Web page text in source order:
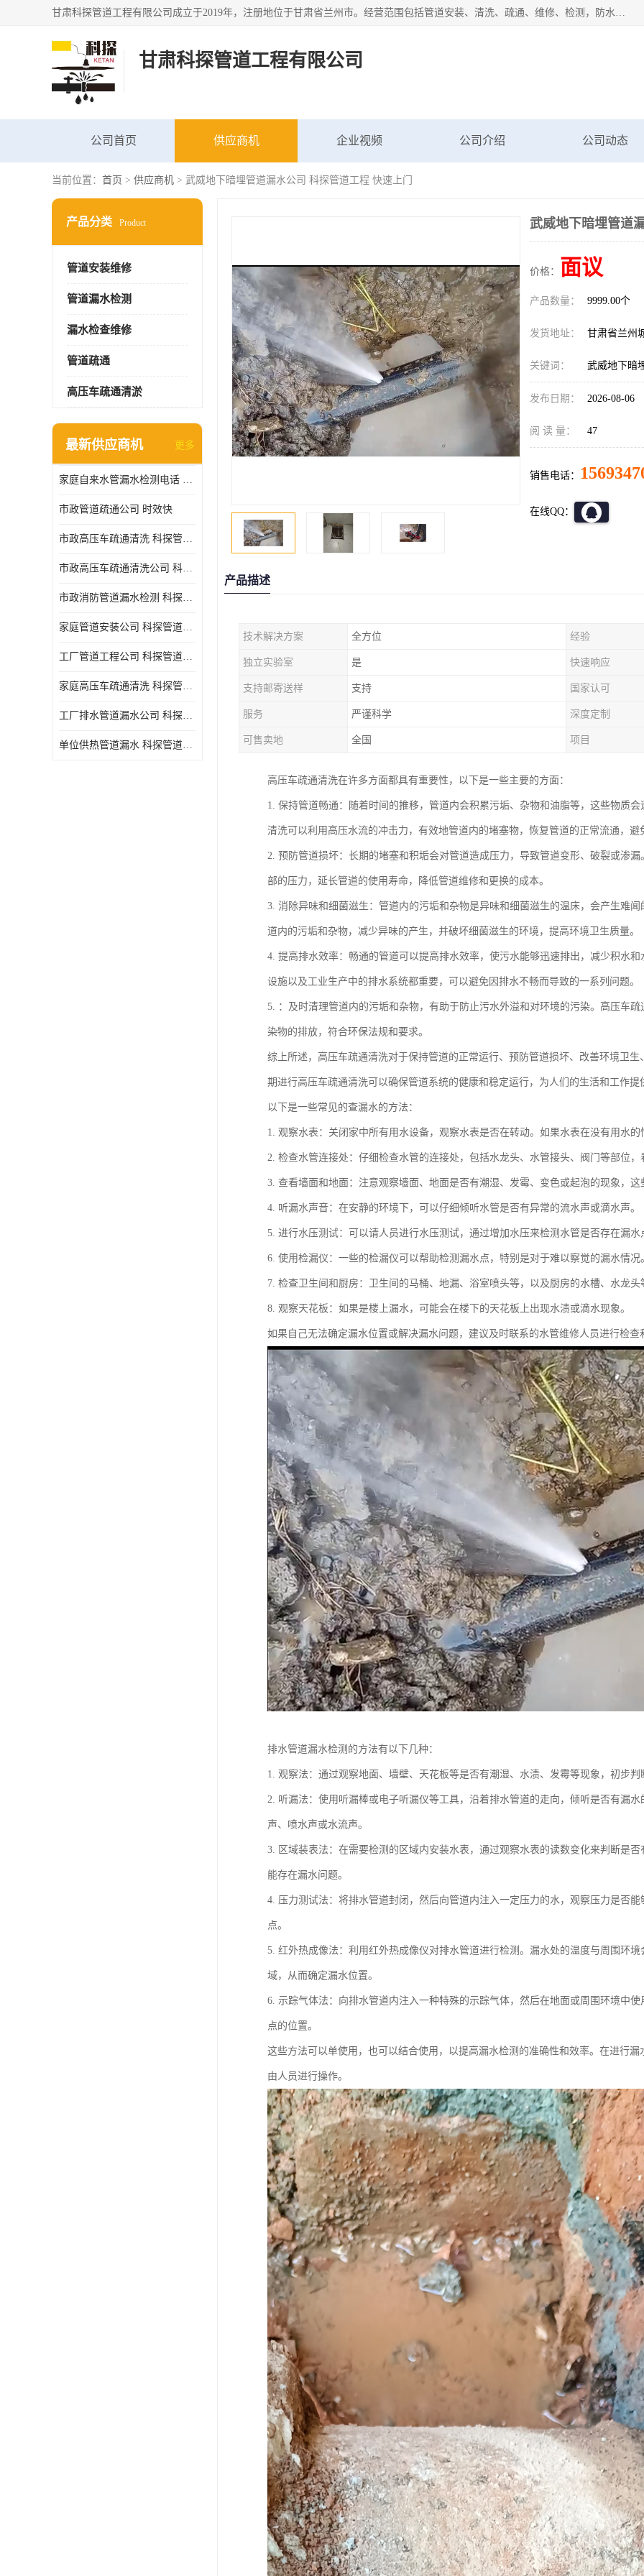
甘肃科探管道工程有限公司成立于2019年，注册地位于甘肃省兰州市。经营范围包括管道安装、清洗、疏通、维修、检测，防水工程，工程钻孔，化粪池清理，暖气安装，给排水管道安装维修，室内外管道如消防、供水、供热管道漏水检测定位，室内外防水堵漏等。
甘肃科探管道工程有限公司
公司首页 供应商机 企业视频 公司介绍 公司动态
当前位置： 首页 > 供应商机 > 武威地下暗埋管道漏水公司 科探管道工程 快速上门
产品分类 Product
管道安装维修
管道漏水检测
漏水检查维修
管道疏通
高压车疏通清淤
最新供应商机 更多
家庭自来水管漏水检测电话 服务周到
市政管道疏通公司 时效快
市政高压车疏通清洗 科探管道工程 设备齐
市政高压车疏通清洗公司 科探管道工程 经验丰富
市政消防管道漏水检测 科探管道工程 快速上门
家庭管道安装公司 科探管道工程 团队服务
工厂管道工程公司 科探管道工程 时效快
家庭高压车疏通清洗 科探管道工程 服务周到
工厂排水管道漏水公司 科探管道工程 快速上门
单位供热管道漏水 科探管道工程 设备齐
武威地下暗埋管道
价格： 面议
产品数量： 9999.00个
发货地址： 甘肃省兰州
关键词： 武威地下暗
发布日期： 2026-08-06
阅 读 量： 47
销售电话：
在线QQ：
产品描述
技术解决方案 全方位 经验
独立实验室 是 快速响应
支持邮寄送样 支持 国家认可
服务 严谨科学 深度定制
可售卖地 全国 项目
高压车疏通清洗在许多方面都具有重要性，以下是一些主要的方面：
1. 保持管道畅通：随着时间的推移，管道内会积累污垢、杂物和油脂等，这些物质
清洗可以利用高压水流的冲击力，有效地管道内的堵塞物，恢复管道的正常流通，
2. 预防管道损坏：长期的堵塞和积垢会对管道造成压力，导致管道变形、破裂或渗
部的压力，延长管道的使用寿命，降低管道维修和更换的成本。
3. 消除异味和细菌滋生：管道内的污垢和杂物是异味和细菌滋生的温床，会产生难
道内的污垢和杂物，减少异味的产生，并破坏细菌滋生的环境，提高环境卫生质量。
4. 提高排水效率：畅通的管道可以提高排水效率，使污水能够迅速排出，减少积水
设施以及工业生产中的排水系统都重要，可以避免因排水不畅而导致的一系列问题。
5. ：及时清理管道内的污垢和杂物，有助于防止污水外溢和对环境的污染。高压车
染物的排放，符合环保法规和要求。
综上所述，高压车疏通清洗对于保持管道的正常运行、预防管道损坏、改善环境卫
期进行高压车疏通清洗可以确保管道系统的健康和稳定运行，为人们的生活和工作提
以下是一些常见的查漏水的方法：
1. 观察水表：关闭家中所有用水设备，观察水表是否在转动。如果水表在没有用水
2. 检查水管连接处：仔细检查水管的连接处，包括水龙头、水管接头、阀门等部位
3. 查看墙面和地面：注意观察墙面、地面是否有潮湿、发霉、变色或起泡的现象，
4. 听漏水声音：在安静的环境下，可以仔细倾听水管是否有异常的流水声或滴水声。
5. 进行水压测试：可以请人员进行水压测试，通过增加水压来检测水管是否存在漏水
6. 使用检漏仪：一些的检漏仪可以帮助检测漏水点，特别是对于难以察觉的漏水情况
7. 检查卫生间和厨房：卫生间的马桶、地漏、浴室喷头等，以及厨房的水槽、水龙
8. 观察天花板：如果是楼上漏水，可能会在楼下的天花板上出现水渍或滴水现象。
如果自己无法确定漏水位置或解决漏水问题，建议及时联系的水管维修人员进行检查
排水管道漏水检测的方法有以下几种：
1. 观察法：通过观察地面、墙壁、天花板等是否有潮湿、水渍、发霉等现象，初步
2. 听漏法：使用听漏棒或电子听漏仪等工具，沿着排水管道的走向，倾听是否有漏
声、喷水声或水流声。
3. 区域装表法：在需要检测的区域内安装水表，通过观察水表的读数变化来判断是
能存在漏水问题。
4. 压力测试法：将排水管道封闭，然后向管道内注入一定压力的水，观察压力是否
点。
5. 红外热成像法：利用红外热成像仪对排水管道进行检测。漏水处的温度与周围环
域，从而确定漏水位置。
6. 示踪气体法：向排水管道内注入一种特殊的示踪气体，然后在地面或周围环境中
点的位置。
这些方法可以单使用，也可以结合使用，以提高漏水检测的准确性和效率。在进行
由人员进行操作。